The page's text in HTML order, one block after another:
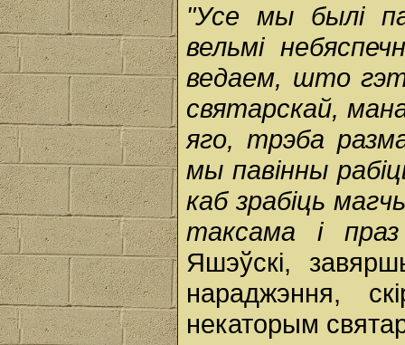
"Усе мы былі
вельмі
ведаем, што
святарскай,
яго, трэба
мы павінны
каб зрабіць
таксама і
Яшэўскі,
нараджэння,
некаторым